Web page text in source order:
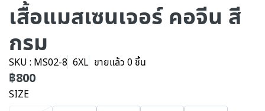
เสื้อแมสเซนเจอร์ คอจีน สี
กรม
SKU : MS02-8 6XL ขายแล้ว 0 ชิ้น
฿800
SIZE